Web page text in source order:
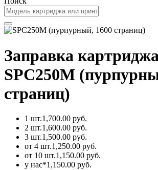
Заправка
SPC250M
страниц)
1 шт.1,700.00 руб.
2 шт.1,600.00 руб.
3 шт.1,500.00 руб.
от 4 шт.1,250.00 руб.
от 10 шт.1,150.00 руб.
у нас*1,150.00 руб.